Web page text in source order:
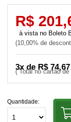
3x de R$ 74,67
R$
10,00% de
Boleto
Quantidade: